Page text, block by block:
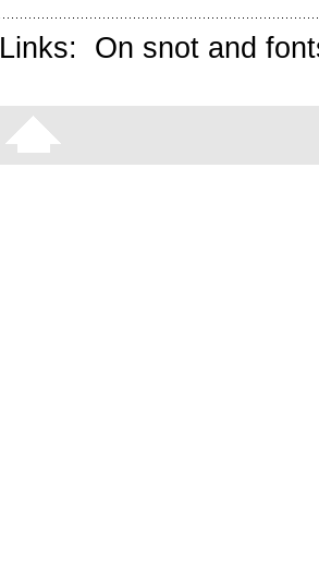
Links: On snot and